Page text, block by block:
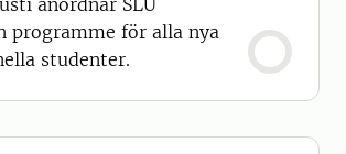
anordnar SLU
programme för alla nya
studenter.